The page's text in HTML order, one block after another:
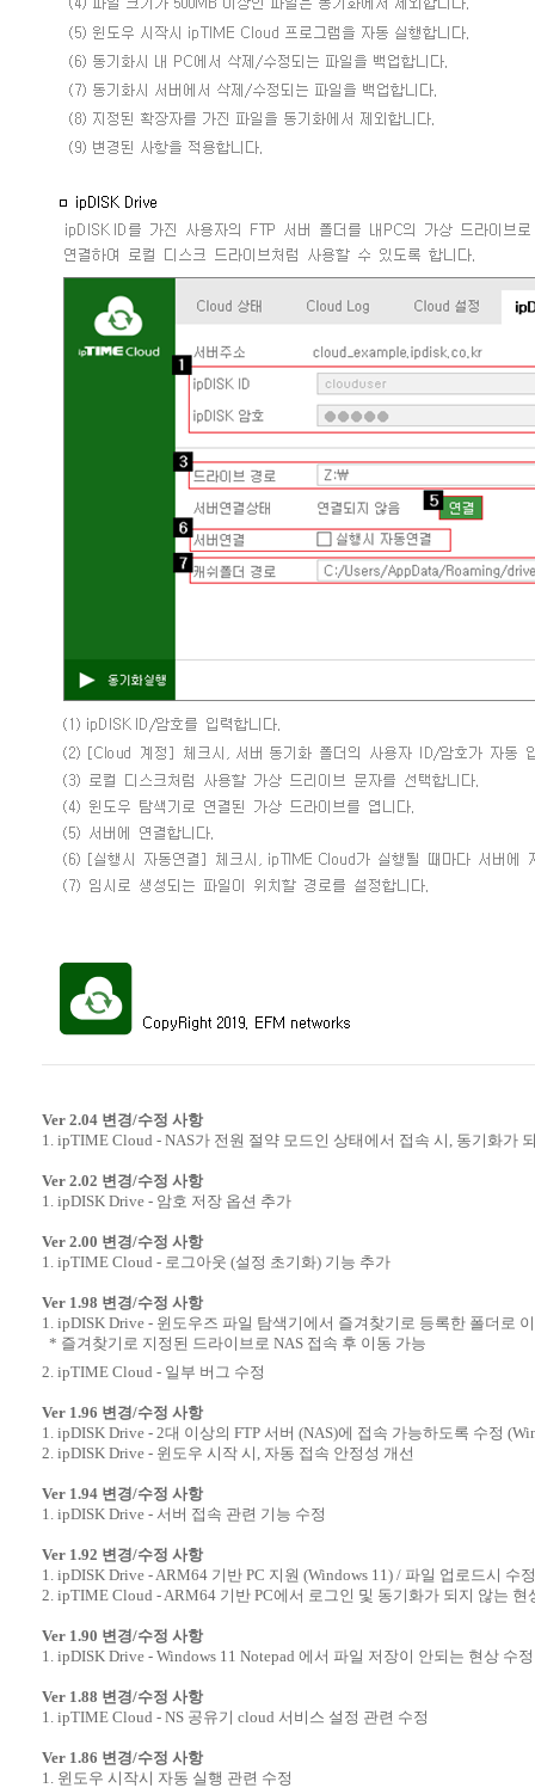
Ver 2.04 변경/수정 사항
1. ipTIME Cloud - NAS가 전원 절약 모드인 상태에서 접속 시, 동기화가
Ver 2.02 변경/수정 사항
1. ipDISK Drive - 암호 저장 옵션 추가
Ver 2.00 변경/수정 사항
1. ipTIME Cloud - 로그아웃 (설정 초기화) 기능 추가
Ver 1.98 변경/수정 사항
1. ipDISK Drive - 윈도우즈 파일 탐색기에서 즐겨찾기로 등록한 폴더로
* 즐겨찾기로 지정된 드라이브로 NAS 접속 후 이동 가능
2. ipTIME Cloud - 일부 버그 수정
Ver 1.96 변경/수정 사항
1. ipDISK Drive - 2대 이상의 FTP 서버 (NAS)에 접속 가능하도록 수정
2. ipDISK Drive - 윈도우 시작 시, 자동 접속 안정성 개선
Ver 1.94 변경/수정 사항
1. ipDISK Drive - 서버 접속 관련 기능 수정
Ver 1.92 변경/수정 사항
1. ipDISK Drive - ARM64 기반 PC 지원 (Windows 11) / 파일 업로드시 수
2. ipTIME Cloud - ARM64 기반 PC에서 로그인 및 동기화가 되지 않는 현
Ver 1.90 변경/수정 사항
1. ipDISK Drive - Windows 11 Notepad 에서 파일 저장이 안되는 현상 수정
Ver 1.88 변경/수정 사항
1. ipTIME Cloud - NS 공유기 cloud 서비스 설정 관련 수정
Ver 1.86 변경/수정 사항
1. 윈도우 시작시 자동 실행 관련 수정